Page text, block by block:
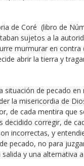
de Coré (libro de
sujetos a la
murmurar en contra
abrir la tierra y
de pecado en
la misericordia de
de cada mentira que
corregir, de
incorrectas, y
pecado, no para
y una alternativa